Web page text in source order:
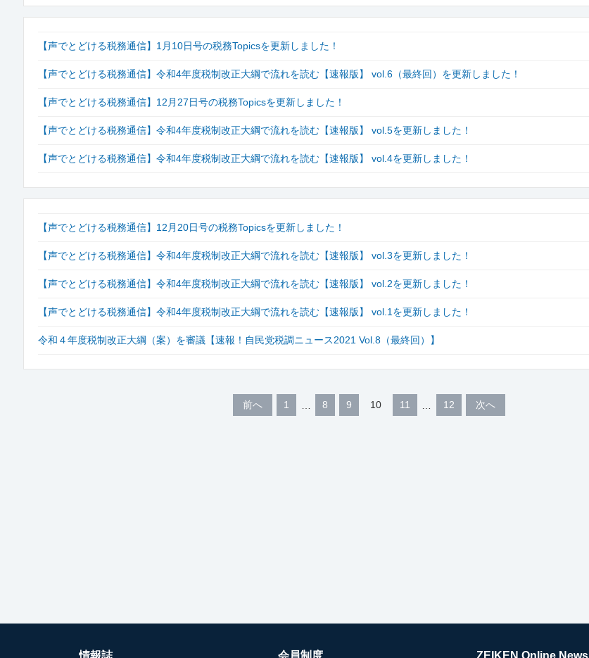
【声でとどける税務通信】1月10日号の税務Topicsを更新しました！
【声でとどける税務通信】令和4年度税制改正大綱で流れを読む【速報版】 vol.6（最終回）を更新しました！
【声でとどける税務通信】12月27日号の税務Topicsを更新しました！
【声でとどける税務通信】令和4年度税制改正大綱で流れを読む【速報版】 vol.5を更新しました！
【声でとどける税務通信】令和4年度税制改正大綱で流れを読む【速報版】 vol.4を更新しました！
【声でとどける税務通信】12月20日号の税務Topicsを更新しました！
【声でとどける税務通信】令和4年度税制改正大綱で流れを読む【速報版】 vol.3を更新しました！
【声でとどける税務通信】令和4年度税制改正大綱で流れを読む【速報版】 vol.2を更新しました！
【声でとどける税務通信】令和4年度税制改正大綱で流れを読む【速報版】 vol.1を更新しました！
令和４年度税制改正大綱（案）を審議【速報！自民党税調ニュース2021 Vol.8（最終回）】
前へ 1 8 9 10 11 12 次へ
情報誌 会員制度 ZEIKEN Online News